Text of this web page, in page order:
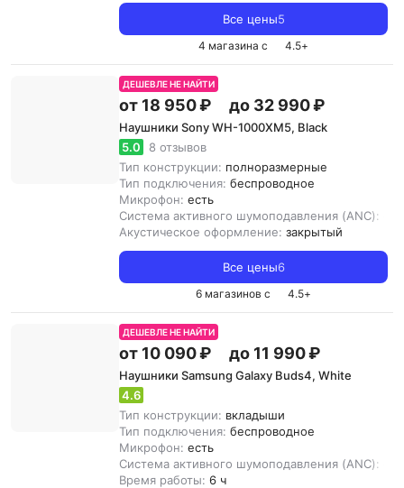
Все цены5
4 магазина с 4.5+
ДЕШЕВЛЕ НЕ НАЙТИ
от 18 950 ₽ до 32 990 ₽
Наушники Sony WH-1000XM5, Black
5.0
8 отзывов
Тип конструкции: полноразмерные
Тип подключения: беспроводное
Микрофон: есть
Система активного шумоподавления (ANC):
Акустическое оформление: закрытый
Все цены6
6 магазинов с 4.5+
ДЕШЕВЛЕ НЕ НАЙТИ
от 10 090 ₽ до 11 990 ₽
Наушники Samsung Galaxy Buds4, White
4.6
Тип конструкции: вкладыши
Тип подключения: беспроводное
Микрофон: есть
Система активного шумоподавления (ANC):
Время работы: 6 ч